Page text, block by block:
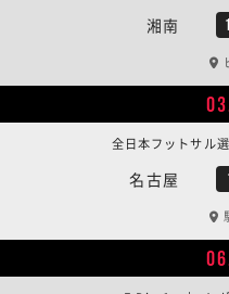
湘南
名古屋
全日本フットサ